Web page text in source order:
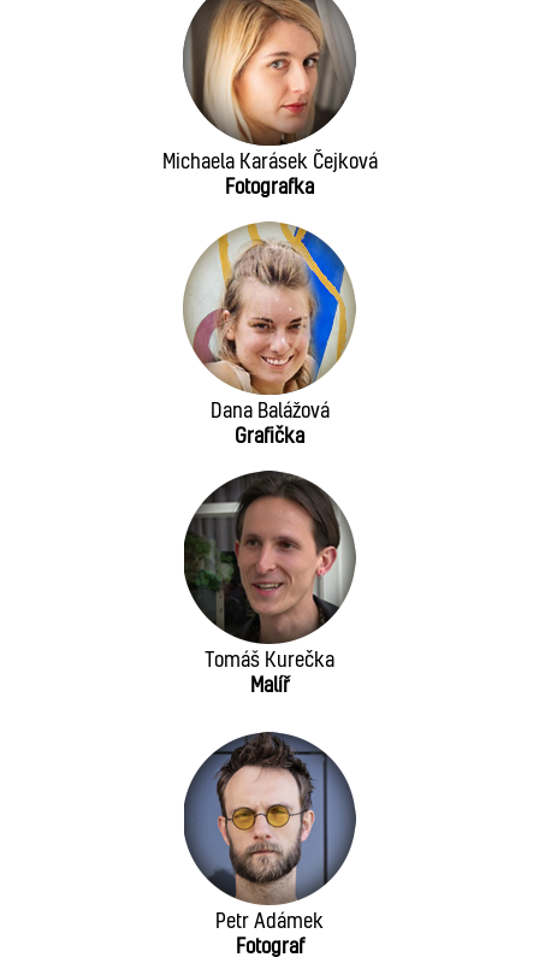
Michaela Karásek Čejková
Fotografka
Dana Balážová
Grafička
Tomáš Kurečka
Malíř
Petr Adámek
Fotograf